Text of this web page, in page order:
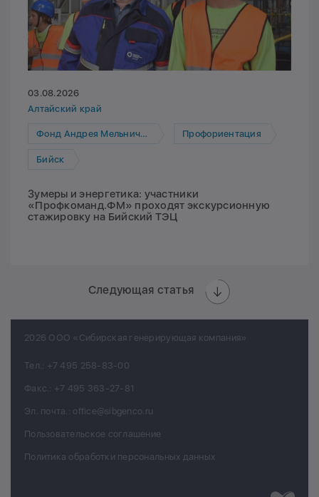
03.08.2026
Алтайский край
Фонд Андрея Мельниченко Профориентация
Бийск
Зумеры и энергетика: участники
«Профкоманд.ФМ» проходят экскурсионную
стажировку на Бийский ТЭЦ
Следующая статья
2026 ООО «Сибирская генерирующая компания»
Тел.: +7 495 258-83-00
Факс.: +7 495 363-27-81
Эл. почта.: office@sibgenco.ru
Пользовательское соглашение
Политика обработки персональных данных